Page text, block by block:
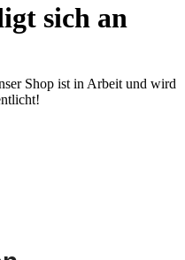
sich an
Shop ist in Arbeit und wird